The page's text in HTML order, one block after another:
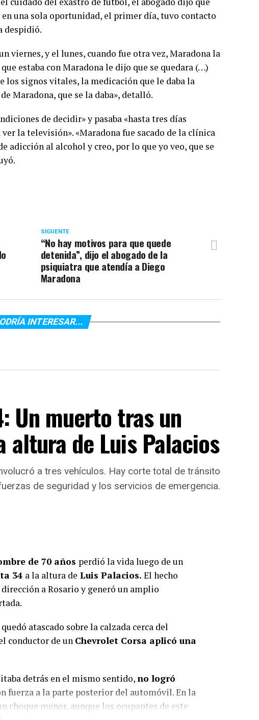
en una sola oportunidad, el primer día, tuvo contacto
despidió.
viernes, y el lunes, cuando fue otra vez, Maradona la
estaba con Maradona le dijo que se quedara (…)
los signos vitales, la medicación que le daba la
Maradona, que se la daba», detalló.
de decidir» y pasaba «hasta tres días
la televisión». «Maradona fue sacado de la clínica
al alcohol y creo, por lo que yo veo, que se
SIGUENTE
“No hay motivos para que quede
detenida”, dijo el abogado de la
psiquiatra que atendía a Diego
Maradona
INTERESAR...
Un muerto tras un
altura de Luis Palacios
a tres vehículos. Hay corte total de tránsito
de seguridad y los servicios de emergencia.
de 70 años perdió la vida luego de un
34 a la altura de Luis Palacios. El hecho
a Rosario y generó un amplio
atascado sobre la calzada cerca del
conductor de un Chevrolet Corsa aplicó una
detrás en el mismo sentido,no logró
fuerza a la parte posterior del automóvil. En la
menor, aunque los ocupantes de este